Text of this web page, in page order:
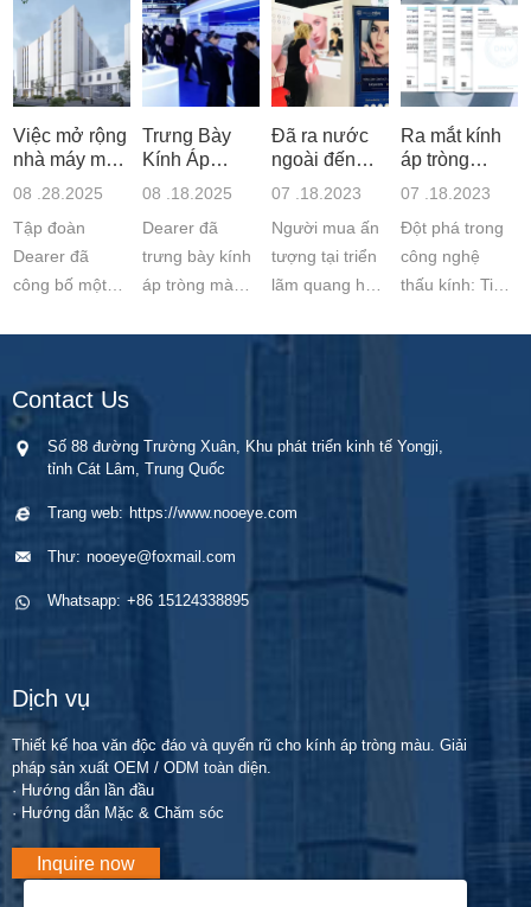
Việc mở rộng
nhà máy mới
nâng cao khả
ODM của chú
08 .28.2025
Tập đoàn
Dearer đã
công bố một
Thượng Hải,
mở rộng đáng
kể khả năng
với công suất
triệu chiếc. Cơ
Trưng Bày
Kính Áp
Tròng Sáng
2025
08 .18.2025
Dearer đã
trưng bày kính
áp tròng màu &
học Quốc tế
2025, thu hút
người mua
toàn cầu với
tạo và gian
hàng theo chủ
Đã ra nước
ngoài đến
"Amazing the
07 .18.2023
Người mua ấn
tượng tại triển
lãm quang học
trường Trung
hệ đối tác toàn
Ra mắt kính
áp tròng
silicon
đầu tiên
được FDA
07 .18.2023
Đột phá trong
công nghệ
thấu kính: Tiếp
giới với độ
thấm oxy cao
thuận để tung
Contact Us
Số 88 đường Trường Xuân, Khu phát triển kinh tế Yongji,
tỉnh Cát Lâm, Trung Quốc
Trang web: https://www.nooeye.com
Thư: nooeye@foxmail.com
Whatsapp: +86 15124338895
Dịch vụ
Thiết kế hoa văn độc đáo và quyến rũ cho kính áp tròng màu. Giải
pháp sản xuất OEM / ODM toàn diện.
· Hướng dẫn lần đầu
· Hướng dẫn Mặc & Chăm sóc
Inquire now